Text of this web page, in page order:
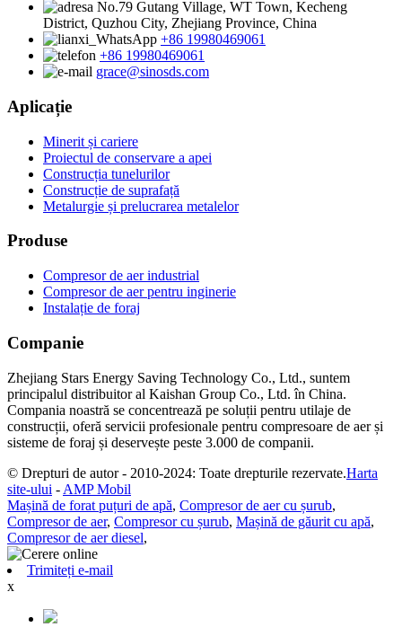
No.79 Gutang Village, WT Town, Kecheng
District, Quzhou City, Zhejiang Province, China
+86 19980469061
+86 19980469061
grace@sinosds.com
Aplicație
Minerit și cariere
Proiectul de conservare a apei
Construcția tunelurilor
Construcție de suprafață
Metalurgie și prelucrarea metalelor
Produse
Compresor de aer industrial
Compresor de aer pentru inginerie
Instalație de foraj
Companie
Zhejiang Stars Energy Saving Technology Co., Ltd., suntem
principalul distribuitor al Kaishan Group Co., Ltd. în China.
Compania noastră se concentrează pe soluții pentru utilaje de
construcții, oferă servicii profesionale pentru compresoare de aer și
sisteme de foraj și deservește peste 3.000 de companii.
© Drepturi de autor - 2010-2024: Toate drepturile rezervate.Harta
site-ului - AMP Mobil
Mașină de forat puțuri de apă, Compresor de aer cu șurub,
Compresor de aer, Compresor cu șurub, Mașină de găurit cu apă,
Compresor de aer diesel,
Trimiteți e-mail
x